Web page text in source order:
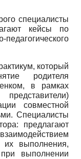
специалисты
кейсы по
который
родителя
в рамках
совместной
Специалисты
предлагают
выполнения,
выполнении